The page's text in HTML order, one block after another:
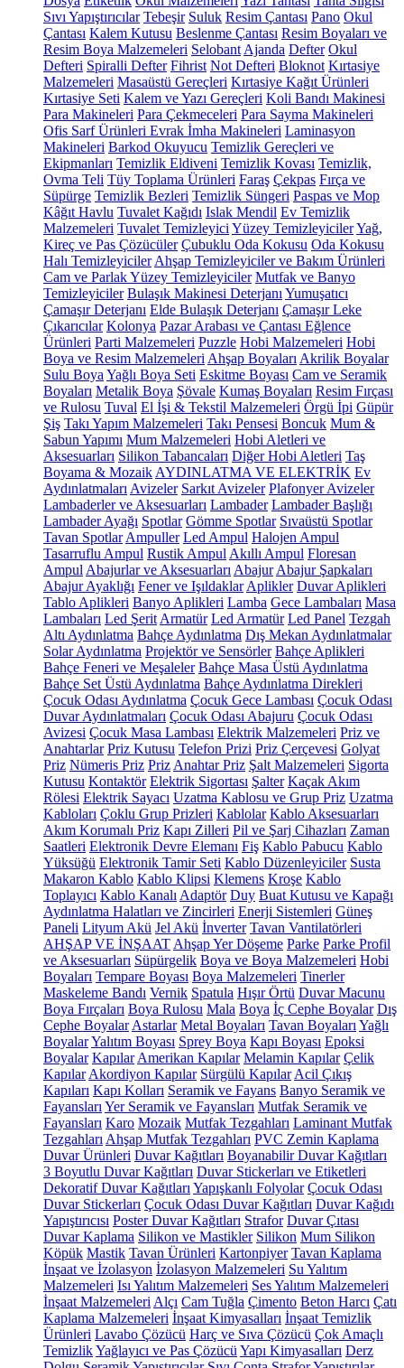
Sıvı Yapıştırıcılar Tebeşir Suluk Resim Çantası Pano Okul
Çantası Kalem Kutusu Beslenme Çantası Resim Boyaları ve
Resim Boya Malzemeleri Selobant Ajanda Defter Okul
Defteri Spiralli Defter Fihrist Not Defteri Bloknot Kırtasiye
Malzemeleri Masaüstü Gereçleri Kırtasiye Kağıt Ürünleri
Kırtasiye Seti Kalem ve Yazı Gereçleri Koli Bandı Makinesi
Para Makineleri Para Çekmeceleri Para Sayma Makineleri
Ofis Sarf Ürünleri Evrak İmha Makineleri Laminasyon
Makineleri Barkod Okuyucu Temizlik Gereçleri ve
Ekipmanları Temizlik Eldiveni Temizlik Kovası Temizlik,
Ovma Teli Tüy Toplama Ürünleri Faraş Çekpas Fırça ve
Süpürge Temizlik Bezleri Temizlik Süngeri Paspas ve Mop
Kâğıt Havlu Tuvalet Kağıdı Islak Mendil Ev Temizlik
Malzemeleri Tuvalet Temizleyici Yüzey TemizleyicilerYağ,
Kireç ve Pas Çözücüler Çubuklu Oda Kokusu Oda Kokusu
Halı Temizleyiciler Ahşap Temizleyiciler ve Bakım Ürünleri
Cam ve Parlak Yüzey Temizleyiciler Mutfak ve Banyo
Temizleyiciler Bulaşık Makinesi Deterjanı Yumuşatıcı
Çamaşır Deterjanı Elde Bulaşık Deterjanı Çamaşır Leke
Çıkarıcılar Kolonya Pazar Arabası ve Çantası Eğlence
Ürünleri Parti Malzemeleri Puzzle Hobi Malzemeleri Hobi
Boya ve Resim Malzemeleri Ahşap Boyaları Akrilik Boyalar
Sulu Boya Yağlı Boya Seti Eskitme Boyası Cam ve Seramik
Boyaları Metalik Boya Şövale Kumaş Boyaları Resim Fırçası
ve Rulosu Tuval El İşi & Tekstil Malzemeleri Örgü İpi Güpür
Şiş Takı Yapım Malzemeleri Takı Pensesi Boncuk Mum &
Sabun Yapımı Mum Malzemeleri Hobi Aletleri ve
Aksesuarları Silikon Tabancaları Diğer Hobi Aletleri Taş
Boyama & Mozaik AYDINLATMA VE ELEKTRİK Ev
Aydınlatmaları Avizeler Sarkıt Avizeler Plafonyer Avizeler
Lambaderler ve Aksesuarları Lambader Lambader Başlığı
Lambader Ayağı Spotlar Gömme Spotlar Sıvaüstü Spotlar
Tavan Spotlar Ampuller Led Ampul Halojen Ampul
Tasarruflu Ampul Rustik Ampul Akıllı Ampul Floresan
Ampul Abajurlar ve Aksesuarları Abajur Abajur Şapkaları
Abajur Ayaklığı Fener ve Işıldaklar Aplikler Duvar Aplikleri
Tablo Aplikleri Banyo Aplikleri Lamba Gece Lambaları Masa
Lambaları Led Şerit Armatür Led Armatür Led Panel Tezgah
Altı Aydınlatma Bahçe Aydınlatma Dış Mekan Aydınlatmalar
Solar Aydınlatma Projektör ve Sensörler Bahçe Aplikleri
Bahçe Feneri ve Meşaleler Bahçe Masa Üstü Aydınlatma
Bahçe Set Üstü Aydınlatma Bahçe Aydınlatma Direkleri
Çocuk Odası Aydınlatma Çocuk Gece Lambası Çocuk Odası
Duvar Aydınlatmaları Çocuk Odası Abajuru Çocuk Odası
Avizesi Çocuk Masa Lambası Elektrik Malzemeleri Priz ve
Anahtarlar Priz Kutusu Telefon Prizi Priz Çerçevesi Golyat
Priz Nümeris Priz Priz Anahtar Priz Şalt Malzemeleri Sigorta
Kutusu Kontaktör Elektrik Sigortası Şalter Kaçak Akım
Rölesi Elektrik Sayacı Uzatma Kablosu ve Grup Priz Uzatma
Kabloları Çoklu Grup Prizleri Kablolar Kablo Aksesuarları
Akım Korumalı Priz Kapı Zilleri Pil ve Şarj Cihazları Zaman
Saatleri Elektronik Devre Elemanı Fiş Kablo Pabucu Kablo
Yüksüğü Elektronik Tamir Seti Kablo Düzenleyiciler Susta
Makaron Kablo Kablo Klipsi Klemens Kroşe Kablo
Toplayıcı Kablo Kanalı Adaptör Duy Buat Kutusu ve Kapağı
Aydınlatma Halatları ve Zincirleri Enerji Sistemleri Güneş
Paneli Lityum Akü Jel Akü İnverter Tavan Vantilatörleri
AHŞAP VE İNŞAAT Ahşap Yer Döşeme Parke Parke Profil
ve Aksesuarları Süpürgelik Boya ve Boya Malzemeleri Hobi
Boyaları Tempare Boyası Boya Malzemeleri Tinerler
Maskeleme Bandı Vernik Spatula Hışır Örtü Duvar Macunu
Boya Fırçaları Boya Rulosu Mala Boya İç Cephe Boyalar Dış
Cephe Boyalar Astarlar Metal Boyaları Tavan Boyaları Yağlı
BoyalarYalıtım Boyası Sprey Boya Kapı Boyası Epoksi
Boyalar Kapılar Amerikan Kapılar Melamin Kapılar Çelik
Kapılar Akordiyon Kapılar Sürgülü Kapılar Acil Çıkış
Kapıları Kapı Kolları Seramik ve Fayans Banyo Seramik ve
Fayansları Yer Seramik ve Fayansları Mutfak Seramik ve
Fayansları Karo Mozaik Mutfak Tezgahları Laminant Mutfak
Tezgahları Ahşap Mutfak Tezgahları PVC Zemin Kaplama
Duvar Ürünleri Duvar Kağıtları Boyanabilir Duvar Kağıtları
3 Boyutlu Duvar Kağıtları Duvar Stickerları ve Etiketleri
Dekoratif Duvar Kağıtları Yapışkanlı Folyolar Çocuk Odası
Duvar Stickerları Çocuk Odası Duvar Kağıtları Duvar Kağıdı
Yapıştırıcısı Poster Duvar Kağıtları Strafor Duvar Çıtası
Duvar Kaplama Silikon ve Mastikler Silikon Mum Silikon
Köpük Mastik Tavan Ürünleri Kartonpiyer Tavan Kaplama
İnşaat ve İzolasyon İzolasyon Malzemeleri Su Yalıtım
Malzemeleri Isı Yalıtım Malzemeleri Ses Yalıtım Malzemeleri
İnşaat Malzemeleri Alçı Cam Tuğla Çimento Beton Harcı Çatı
Kaplama Malzemeleri İnşaat Kimyasalları İnşaat Temizlik
Ürünleri Lavabo Çözücü Harç ve Sıva Çözücü Çok Amaçlı
TemizlikYağlayıcı ve Pas Çözücü Yapı Kimyasalları Derz